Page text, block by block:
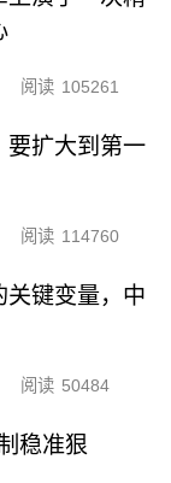
阅读 105261
要扩大到第一
阅读 114760
关键变量，中
阅读 50484
稳准狠